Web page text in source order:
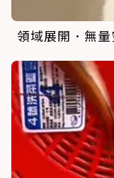
領域展開．無